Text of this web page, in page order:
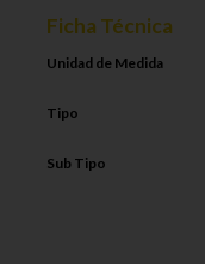
Ficha Técnica
Unidad de Medida
Tipo
Sub Tipo